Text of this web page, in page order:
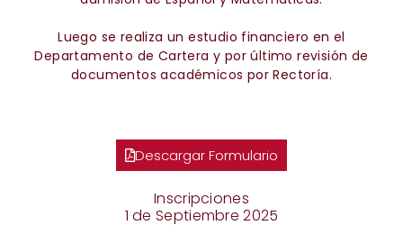
Luego se realiza un estudio financiero en el
Departamento de Cartera y por último revisión de
documentos académicos por Rectoría.
Descargar Formulario
Inscripciones
1 de Septiembre 2025